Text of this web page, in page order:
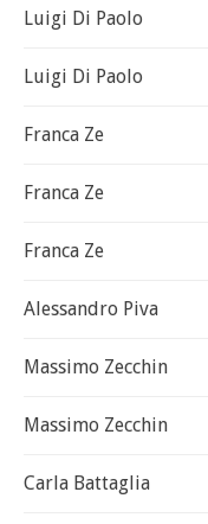
Luigi Di Paolo
Luigi Di Paolo
Franca Ze
Franca Ze
Franca Ze
Alessandro Piva
Massimo Zecchin
Massimo Zecchin
Carla Battaglia